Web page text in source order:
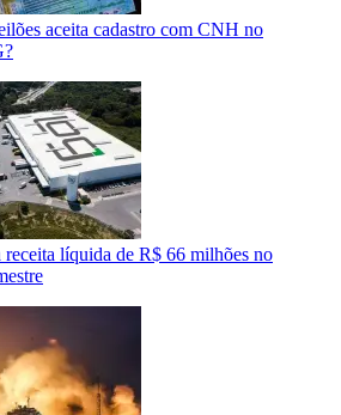
aceita cadastro com CNH no
receita líquida de R$ 66 milhões no